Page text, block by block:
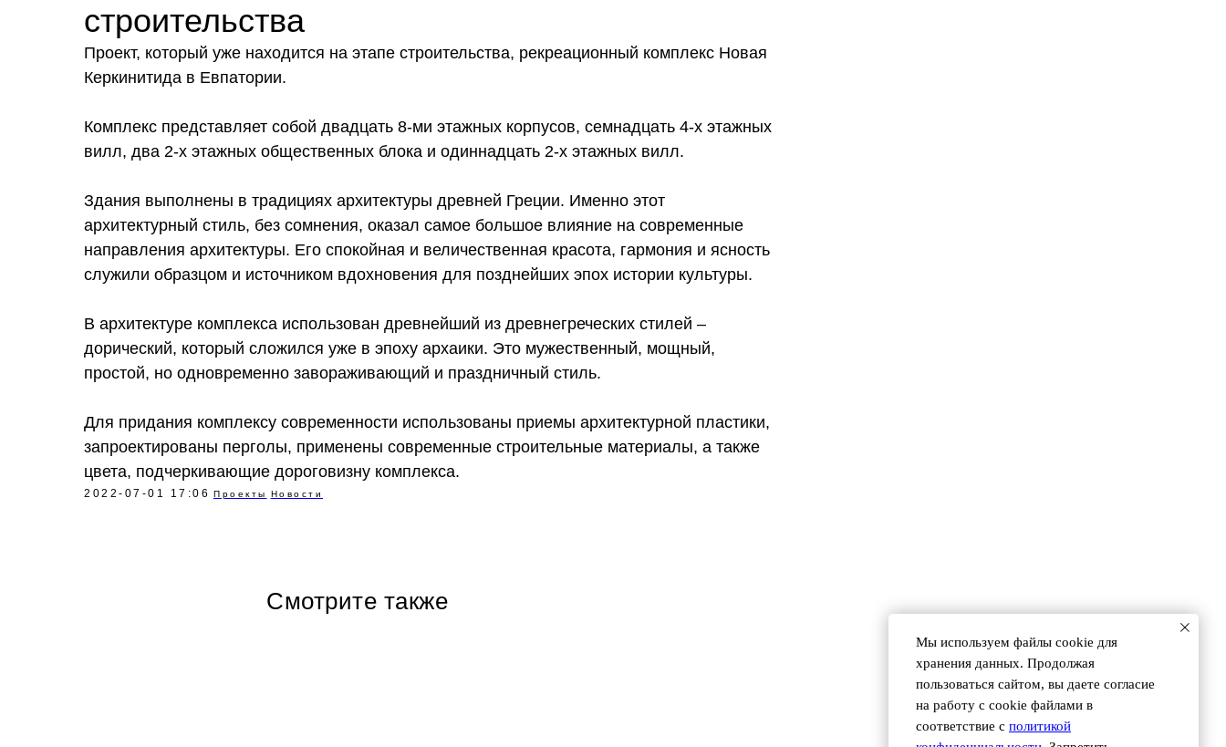
строительства
Проект, который уже находится на этапе строительства, рекреационный комплекс Новая
Керкинитида в Евпатории.
Комплекс представляет собой двадцать 8-ми этажных корпусов, семнадцать 4-х этажных
вилл, два 2-х этажных общественных блока и одиннадцать 2-х этажных вилл.
Здания выполнены в традициях архитектуры древней Греции. Именно этот
архитектурный стиль, без сомнения, оказал самое большое влияние на современные
направления архитектуры. Его спокойная и величественная красота, гармония и ясность
служили образцом и источником вдохновения для позднейших эпох истории культуры.
В архитектуре комплекса использован древнейший из древнегреческих стилей –
дорический, который сложился уже в эпоху архаики. Это мужественный, мощный,
простой, но одновременно завораживающий и праздничный стиль.
Для придания комплексу современности использованы приемы архитектурной пластики,
запроектированы перголы, применены современные строительные материалы, а также
цвета, подчеркивающие дороговизну комплекса.
2022-07-01 17:06 Проекты Новости
Смотрите также
Согласие на обработку персональных данных
info@osnova.org.ru
Мы используем файлы сookie для
хранения данных. Продолжая
пользоваться сайтом, вы даете согласие
на работу с cookie файлами в
соответствие с политикой